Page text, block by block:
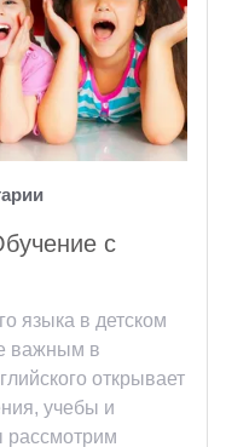
с
языка в детском
важным в
открывает
учебы и
рассмотрим